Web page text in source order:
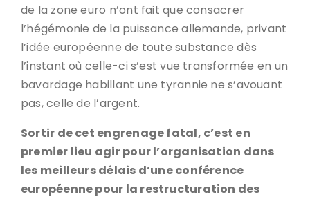
de la zone euro n’ont fait que consacrer
l’hégémonie de la puissance allemande, privant
l’idée européenne de toute substance dès
l’instant où celle-ci s’est vue transformée en un
bavardage habillant une tyrannie ne s’avouant
pas, celle de l’argent.
Sortir de cet engrenage fatal, c’est en
premier lieu agir pour l’organisation dans
les meilleurs délais d’une conférence
européenne pour la restructuration des